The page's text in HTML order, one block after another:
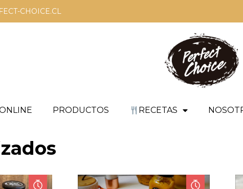
CHOICE.CL
PRODUCTOS RECETAS